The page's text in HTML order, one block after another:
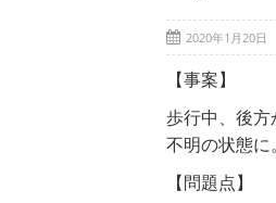
2020年1月20日
【事案】
歩行中、後方
不明の状態に
【問題点】